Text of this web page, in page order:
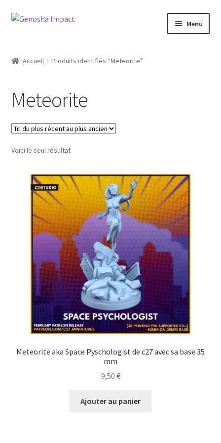
Aller
navigation
Aller
Menu
Checkout
My account
Shop
Wishlist
Accueil Produits identifiés “Meteorite”
Meteorite
Voici le seul résultat
Meteorite aka Space Pyschologist de c27 avec sa base 35
mm
9,50 €
Ajouter au panier